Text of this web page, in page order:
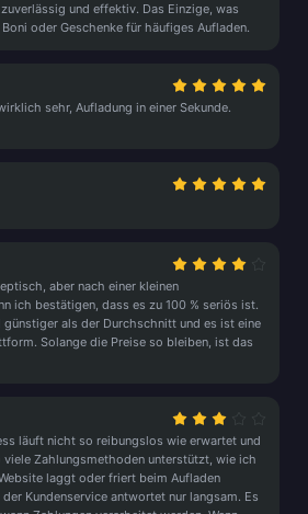
und effektiv. Das Einzige, was
oder Geschenke für häufiges Aufladen.
sehr, Aufladung in einer Sekunde.
aber nach einer kleinen
ich bestätigen, dass es zu 100 % seriös ist.
günstiger als der Durchschnitt und es ist eine
Solange die Preise so bleiben, ist das
läuft nicht so reibungslos wie erwartet und
Zahlungsmethoden unterstützt, wie ich
laggt oder friert beim Aufladen
Kundenservice antwortet nur langsam. Es